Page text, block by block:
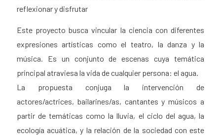
reflexionar y disfrutar
Este proyecto busca vincular la ciencia con diferentes
expresiones artísticas como el teatro, la danza y la
música. Es un conjunto de escenas cuya temática
principal atraviesa la vida de cualquier persona: el agua.
La propuesta conjuga la intervención de
actores/actrices, bailarines/as, cantantes y músicos a
partir de temáticas como la lluvia, el ciclo del agua, la
ecología acuática, y la relación de la sociedad con este